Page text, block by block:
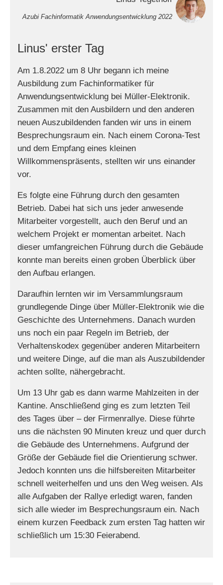
Azubi Fachinformatik Anwendungsentwicklung 2022
Linus' erster Tag
Am 1.8.2022 um 8 Uhr begann ich meine
Ausbildung zum Fachinformatiker für
Anwendungsentwicklung bei Müller-Elektronik.
Zusammen mit den Ausbildern und den anderen
neuen Auszubildenden fanden wir uns in einem
Besprechungsraum ein. Nach einem Corona-Test
und dem Empfang eines kleinen
Willkommenspräsents, stellten wir uns einander
vor.
Es folgte eine Führung durch den gesamten
Betrieb. Dabei hat sich uns jeder anwesende
Mitarbeiter vorgestellt, auch den Beruf und an
welchem Projekt er momentan arbeitet. Nach
dieser umfangreichen Führung durch die Gebäude
konnte man bereits einen groben Überblick über
den Aufbau erlangen.
Daraufhin lernten wir im Versammlungsraum
grundlegende Dinge über Müller-Elektronik wie die
Geschichte des Unternehmens. Danach wurden
uns noch ein paar Regeln im Betrieb, der
Verhaltenskodex gegenüber anderen Mitarbeitern
und weitere Dinge, auf die man als Auszubildender
achten sollte, nähergebracht.
Um 13 Uhr gab es dann warme Mahlzeiten in der
Kantine. Anschließend ging es zum letzten Teil
des Tages über – der Firmenrallye. Diese führte
uns die nächsten 90 Minuten kreuz und quer durch
die Gebäude des Unternehmens. Aufgrund der
Größe der Gebäude fiel die Orientierung schwer.
Jedoch konnten uns die hilfsbereiten Mitarbeiter
schnell weiterhelfen und uns den Weg weisen. Als
alle Aufgaben der Rallye erledigt waren, fanden
sich alle wieder im Besprechungsraum ein. Nach
einem kurzen Feedback zum ersten Tag hatten wir
schließlich um 15:30 Feierabend.